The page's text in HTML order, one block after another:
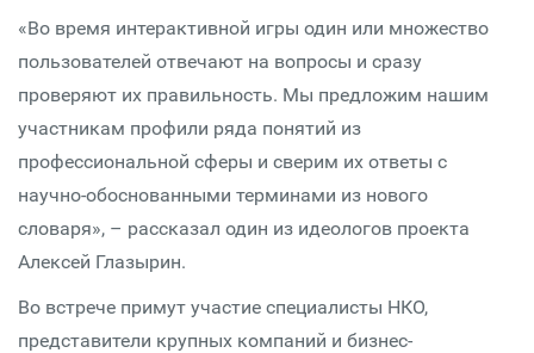
«Во время интерактивной игры один или множество
пользователей отвечают на вопросы и сразу
проверяют их правильность. Мы предложим нашим
участникам профили ряда понятий из
профессиональной сферы и сверим их ответы с
научно-обоснованными терминами из нового
словаря», – рассказал один из идеологов проекта
Алексей Глазырин.
Во встрече примут участие специалисты НКО,
представители крупных компаний и бизнес-